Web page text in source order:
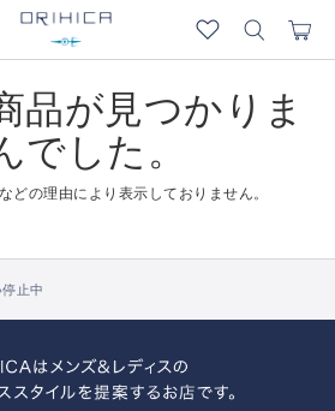
品が見つかりま
でした。
どの理由により表示しておりません。
止中